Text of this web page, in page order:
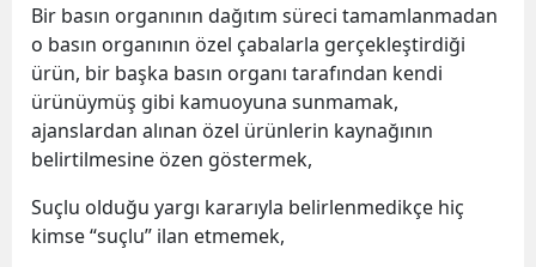
Bir basın organının dağıtım süreci tamamlanmadan
o basın organının özel çabalarla gerçekleştirdiği
ürün, bir başka basın organı tarafından kendi
ürünüymüş gibi kamuoyuna sunmamak,
ajanslardan alınan özel ürünlerin kaynağının
belirtilmesine özen göstermek,
Suçlu olduğu yargı kararıyla belirlenmedikçe hiç
kimse “suçlu” ilan etmemek,